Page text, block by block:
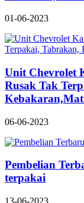
01-06-2023
Unit Chevrolet
Rusak Tak
06-06-2023
Pembelian
terpakai